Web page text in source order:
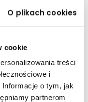
O plikach cookies
cookie
treści
i
o tym, jak
partnerom
nawiązuj nowe
społeczności.